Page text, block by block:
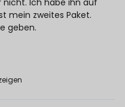
mein zweites Paket.
geben.